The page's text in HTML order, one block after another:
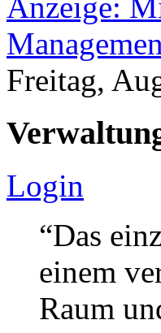
Anzeige:
Freitag,
Login
“Das
einem
Raum